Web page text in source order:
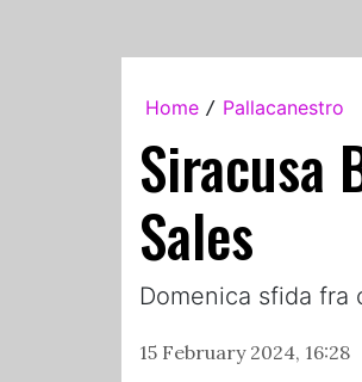
Home / Pallacanestro
Siracusa
Sales
Domenica sfida fra
15 February 2024, 16:28